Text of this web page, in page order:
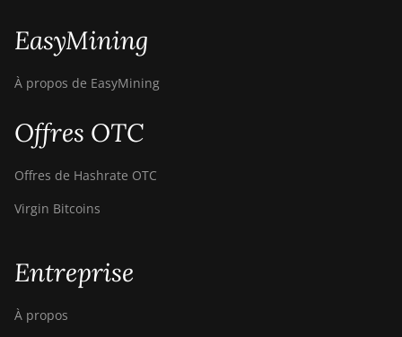
EasyMining
À propos de EasyMining
Offres OTC
Offres de Hashrate OTC
Virgin Bitcoins
Entreprise
À propos